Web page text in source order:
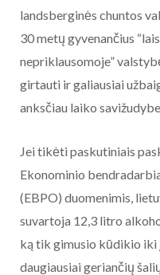
landsberginės chuntos
30 metų gyvenančius
nepriklausomoje”
girtauti ir galiausiai
anksčiau laiko
Jei tikėti paskutiniais
Ekonominio
(EBPO) duomenimis,
suvartoja 12,3 litro
ką tik gimusio kūdikio iki
daugiausiai geriančių